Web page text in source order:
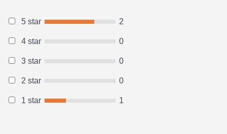
5 star 2
4 star 0
3 star 0
2 star 0
1 star 1